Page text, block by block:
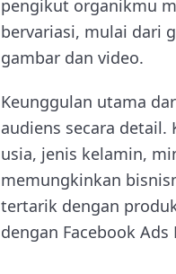
pengikut organikmu
bervariasi, mulai dari
gambar dan video.
Keunggulan utama
audiens secara
usia, jenis kelamin,
memungkinkan
tertarik dengan
dengan Facebook